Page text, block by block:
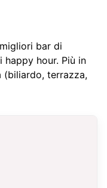
bar di
happy hour. Più in
(biliardo, terrazza,